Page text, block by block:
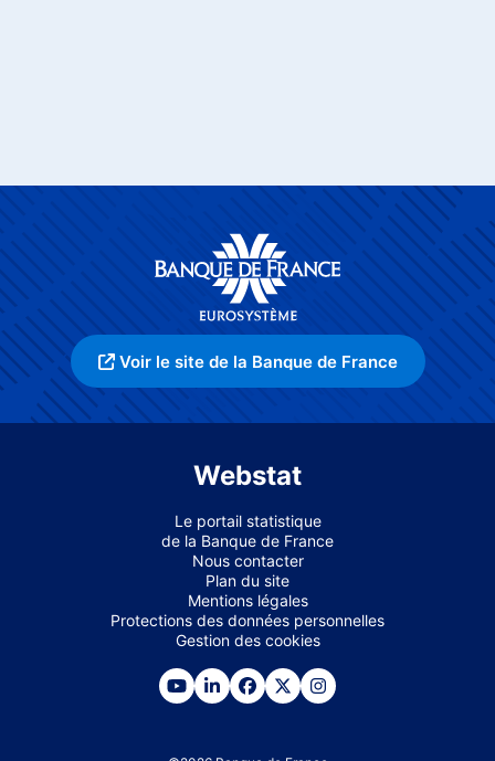
Voir le site de la Banque de France
Webstat
Le portail statistique
de la Banque de France
Nous contacter
Plan du site
Mentions légales
Protections des données personnelles
Gestion des cookies